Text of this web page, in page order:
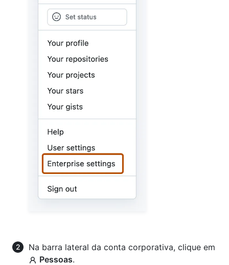
Na barra lateral da conta corporativa, clique em
Pessoas.